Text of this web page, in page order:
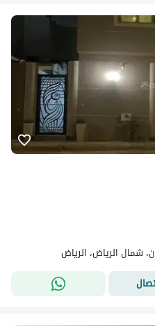
شمال الرياض، الرياض